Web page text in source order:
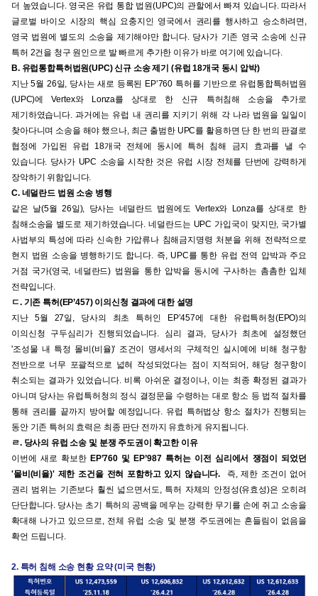
더 높였습니다. 영국은 유럽 통합 법원(UPC)의 관할에서 빠져 있습니다. 따라서
글로벌 바이오 시장의 핵심 요충지인 영국에서 권리를 행사하고 승소하려면,
영국 법원에 별도의 소송을 제기해야만 합니다. 당사가 기존 영국 소송에 신규
특허 2건을 청구 원인으로 발 빠르게 추가한 이유가 바로 여기에 있습니다.
B. 유럽통합특허법원(UPC) 신규 소송 제기 (유럽 18개국 동시 압박)
지난 5월 26일, 당사는 새로 등록된 EP’760 특허를 기반으로 유럽통합특허법원
(UPC)에 Vertex와 Lonza를 상대로 한 신규 특허침해 소송을 추가로
제기하였습니다. 과거에는 유럽 내 권리를 지키기 위해 각 나라 법원을 일일이
찾아다니며 소송을 해야 했으나, 최근 출범한 UPC를 활용하면 단 한 번의 판결로
협정에 가입된 유럽 18개국 전체에 동시에 특허 침해 금지 효과를 낼 수
있습니다. 당사가 UPC 소송을 시작한 것은 유럽 시장 전체를 단번에 강력하게
장악하기 위함입니다.
C. 네덜란드 법원 소송 병행
같은 날(5월 26일), 당사는 네덜란드 법원에도 Vertex와 Lonza를 상대로 한
침해소송을 별도로 제기하였습니다. 네덜란드는 UPC 가입국이 맞지만, 국가별
사법부의 특성에 따라 신속한 가압류나 침해금지명령 처분을 위해 전략적으로
현지 법원 소송을 병행하기도 합니다. 즉, UPC를 통한 유럽 전역 압박과 주요
거점 국가(영국, 네덜란드) 법원을 통한 압박을 동시에 구사하는 촘촘한 입체
전략입니다.
ㄷ. 기존 특허(EP’457) 이의신청 결과에 대한 설명
지난 5월 27일, 당사의 최초 특허인 EP’457에 대한 유럽특허청(EPO)의
이의신청 구두심리가 진행되었습니다. 심리 결과, 당사가 최초에 설정했던
'조성물 내 특정 몰비(비율)' 조건이 명세서의 구체적인 실시예에 비해 청구항
전반으로 너무 포괄적으로 넓혀 작성되었다는 점이 지적되어, 해당 청구항이
취소되는 결과가 있었습니다. 비록 아쉬운 결정이나, 이는 최종 확정된 결과가
아니며 당사는 유럽특허청의 정식 결정문을 수령하는 대로 항소 등 법적 절차를
통해 권리를 끝까지 방어할 예정입니다. 유럽 특허법상 항소 절차가 진행되는
동안 기존 특허의 효력은 최종 판단 전까지 유효하게 유지됩니다.
ㄹ. 당사의 유럽 소송 및 분쟁 주도권이 확고한 이유
이번에 새로 확보한 EP’760 및 EP’987 특허는 이전 심리에서 쟁점이 되었던
'몰비(비율)' 제한 조건을 전혀 포함하고 있지 않습니다. 즉, 제한 조건이 없어
권리 범위는 기존보다 훨씬 넓으면서도, 특허 자체의 안정성(유효성)은 오히려
단단합니다. 당사는 초기 특허의 공백을 메우는 강력한 무기를 손에 쥐고 소송을
확대해 나가고 있으므로, 전체 유럽 소송 및 분쟁 주도권에는 흔들림이 없음을
확언 드립니다.
2. 특허 침해 소송 현황 요약 (미국 현황)